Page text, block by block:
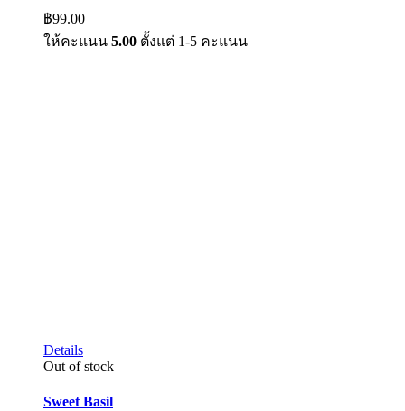
฿99.00
ให้คะแนน 5.00 ตั้งแต่ 1-5 คะแนน
Details
Out of stock
Sweet Basil